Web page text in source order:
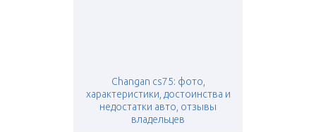
Changan cs75: фото,
характеристики, достоинства и
недостатки авто, отзывы
владельцев